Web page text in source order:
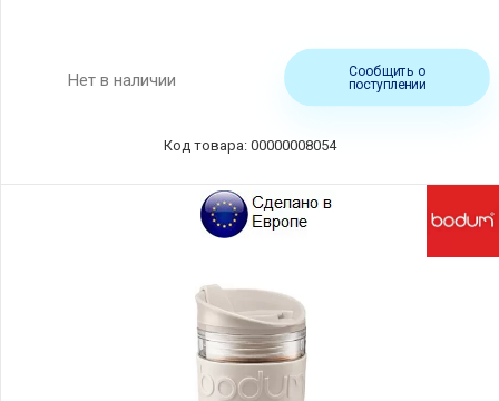
Нет в наличии
Сообщить о
поступлении
Код товара: 00000008054